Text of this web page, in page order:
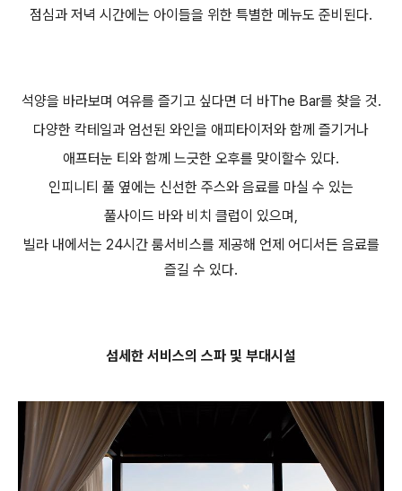
점심과 저녁 시간에는 아이들을 위한 특별한 메뉴도 준비된다.
석양을 바라보며 여유를 즐기고 싶다면 더 바The Bar를 찾을 것.
다양한 칵테일과 엄선된 와인을 애피타이저와 함께 즐기거나
애프터눈 티와 함께 느긋한 오후를 맞이할수 있다.
인피니티 풀 옆에는 신선한 주스와 음료를 마실 수 있는
풀사이드 바와 비치 클럽이 있으며,
빌라 내에서는 24시간 룸서비스를 제공해 언제 어디서든 음료를
즐길 수 있다.
섬세한 서비스의 스파 및 부대시설